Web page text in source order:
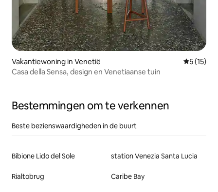
Vakantiewoning in Venetië
5 (15)
Casa della Sensa, design en Venetiaanse tuin
Bestemmingen om te verkennen
Beste bezienswaardigheden in de buurt
Bibione Lido del Sole station Venezia Santa Lucia
Rialtobrug Caribe Bay